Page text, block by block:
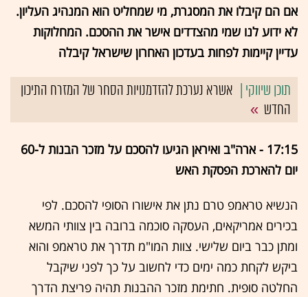
אם הם קיבלו את המסגרת, מי שמחליט הוא המנהיג העליון.
לא ידוע לנו שמי מהצדדים אישר את ההסכם. המחלוקות
עדיין קיימות לפחות בעדכון האחרון שישראל קיבלה
אשרא נערכת להזדמנויות הסחר של המזרח התיכון
החדש
17:15 - ארה"ב ואיראן הגיעו להסכם על מזכר הבנות ל-60
יום להארכת הפסקת האש
הנשיא טראמפ טרם נתן את אישורו הסופי להסכם. לפי
בכירים אמריקאים, העסקה סוכמה ברובה בין צוותי המשא
ומתן כבר ביום שלישי. צוות המו"מ תדרך את טראמפ והוא
ביקש לקחת כמה ימים כדי לחשוב על כך לפני שיקבל
החלטה סופית. חתימת מזכר ההבנות תהיה פריצת הדרך